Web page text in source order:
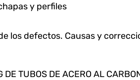
y perfiles
los defectos. Causas y
TUBOS DE ACERO AL